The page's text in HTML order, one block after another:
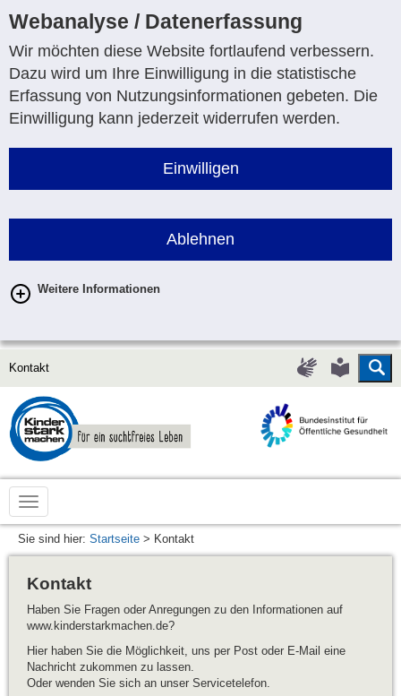
Webanalyse / Datenerfassung
Wir möchten diese Website fortlaufend verbessern.
Dazu wird um Ihre Einwilligung in die statistische
Erfassung von Nutzungsinformationen gebeten. Die
Einwilligung kann jederzeit widerrufen werden.
Einwilligen
Ablehnen
Weitere Informationen
Leichte
Sprache
Kontakt
zur
Startseite
www.kinderstarkmachen.de
Sie sind hier: Startseite > Kontakt
Kontakt
Haben Sie Fragen oder Anregungen zu den Informationen auf
www.kinderstarkmachen.de?
Hier haben Sie die Möglichkeit, uns per Post oder E-Mail eine
Nachricht zukommen zu lassen.
Oder wenden Sie sich an unser Servicetelefon.